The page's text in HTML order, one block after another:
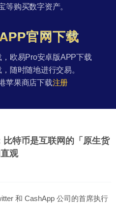
等购买数字资产。
官网下载
欧易Pro安卓版APP下载
随时随地进行交易。
苹果商店下载注册
特币是互联网的「原生货
观
和 CashApp 公司的首席执行